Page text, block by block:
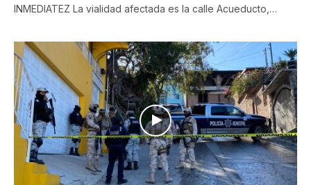
INMEDIATEZ La vialidad afectada es la calle Acueducto,…